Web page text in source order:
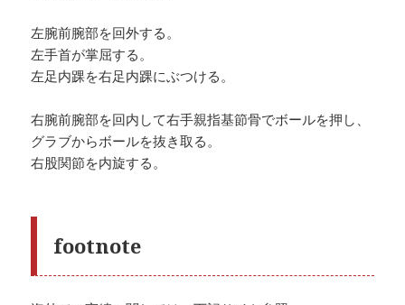
左腕前腕部を回外する。
左手首が掌屈する。
左足内踝を右足内踝にぶつける。
右腕前腕部を回内して右手親指基節骨でボールを押し、
グラブからボールを抜き取る。
右股関節を内旋する。
footnote